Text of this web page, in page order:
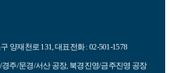
양재천로 131, 대표전화 : 02-501-1578
주/문경/서산 공장, 북경진영/금주진영 공장